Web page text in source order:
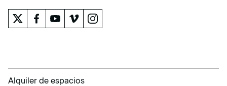
Alquiler de espacios